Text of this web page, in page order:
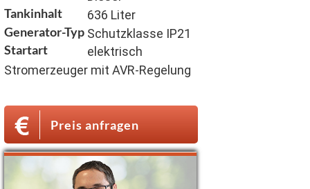
Tankinhalt 636 Liter
Generator-Typ Schutzklasse IP21
Startart
elektrisch
Stromerzeuger mit AVR-Regelung
Preis anfragen